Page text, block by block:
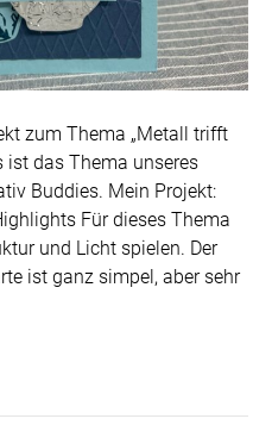
zum Thema „Metall trifft
ist das Thema unseres
Buddies. Mein Projekt:
Für dieses Thema
und Licht spielen. Der
ist ganz simpel, aber sehr